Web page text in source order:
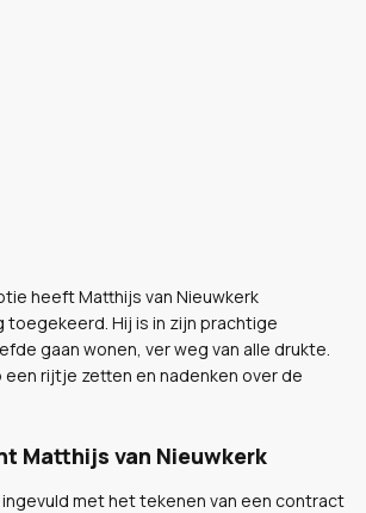
heeft Matthijs van Nieuwkerk
toegekeerd. Hij is in zijn prachtige
gaan wonen, ver weg van alle drukte.
een rijtje zetten en nadenken over de
Matthijs van Nieuwkerk
met het tekenen van een contract